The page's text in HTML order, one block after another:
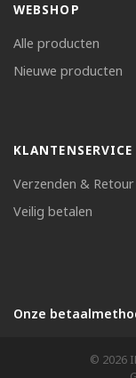
WEBSHOP
Alle producten
Nieuwe producten
KLANTENSERVICE
Verzenden & Retour
Veilig betalen
Onze
© 2026